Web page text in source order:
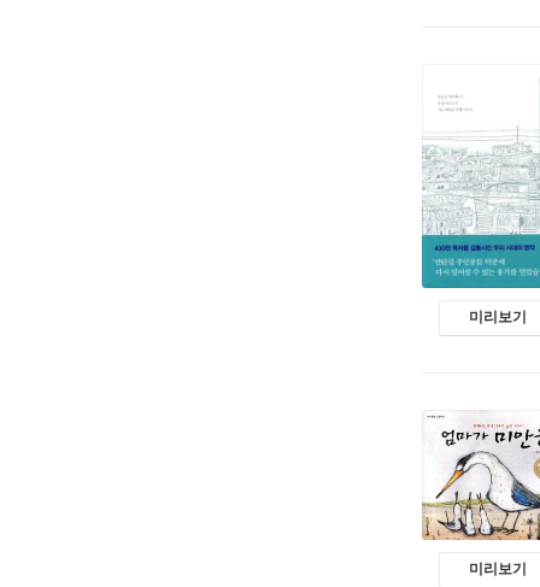
미리보기
미리보기